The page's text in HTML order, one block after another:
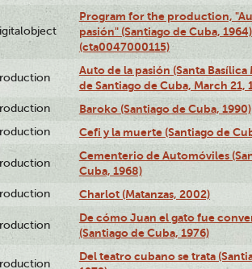
Program for the production,
pasión" (Santiago de Cuba, 1964)
(cta0047000115)
Auto de la pasión (Santa
de Santiago de Cuba, March 21,
Baroko (Santiago de Cuba, 1990)
Cefi y la muerte (Santiago de
Cementerio de Automóviles
Cuba, 1968)
Charlot (Matanzas, 2002)
De cómo Juan el gato fue
(Santiago de Cuba, 1976)
Del teatro cubano se trata